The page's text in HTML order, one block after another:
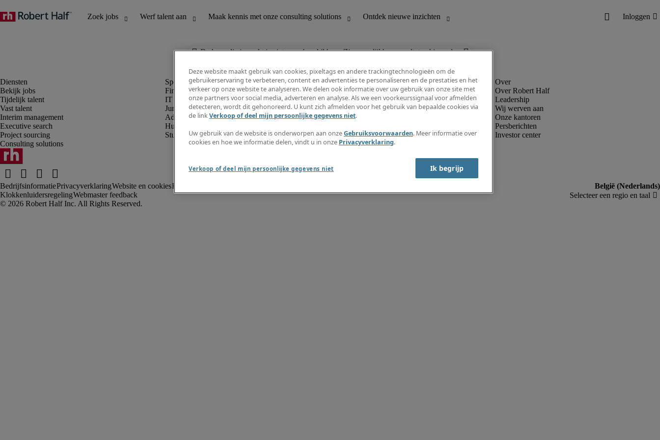
De baan die je zoekt is niet meer beschikbaar. Zie vergelijkbare resultaten hieronder.
Bekijk jobs
Tijdelijk talent
Vast talent
Interim management
Executive search
Project sourcing
Consulting solutions
Finance en boekhouding
IT en digital
Juridisch
Administratie en office support
Human resources
Student
Ontdek nieuwe inzichten
Jobomschrijvingen
Salarisgids
Timesheets
Maak een jobalert aan
Informatiecentrum
Over Robert Half
Leadership
Wij werven aan
Onze kantoren
Persberichten
Investor center
BedrijfsinformatiePrivacyverklaringWebsite en cookiesRekruteringsvoorwaarden
KlokkenluidersregelingWebmaster feedback
Deze website maakt gebruik van cookies, pixeltags en andere trackingtechnologieën om de
gebruikerservaring te verbeteren, content en advertenties te personaliseren en de prestaties en het
verkeer op onze website te analyseren. We delen ook informatie over uw gebruik van onze site met
onze partners voor social media, adverteren en analyse. Als we een voorkeurssignaal voor afmelden
detecteren, wordt dit gehonoreerd. U kunt zich afmelden voor het gebruik van bepaalde cookies via
de linkVerkoop of deel mijn persoonlijke gegevens niet.
Uw gebruik van de website is onderworpen aan onzeGebruiksvoorwaarden. Meer informatie over
cookies en hoe we informatie delen, vindt u in onze Privacyverklaring.
Verkoop of deel mijn persoonlijke gegevens niet Ik begrijp